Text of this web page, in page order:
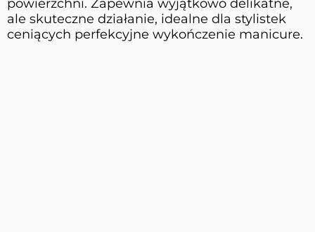
powierzchni. Zapewnia wyjątkowo delikatne,
ale skuteczne działanie, idealne dla stylistek
ceniących perfekcyjne wykończenie manicure.